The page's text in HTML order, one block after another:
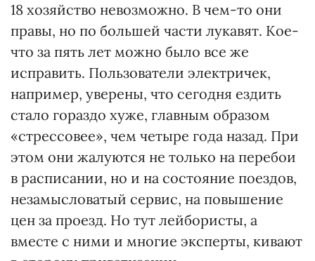
18 хозяйство невозможно. В чем-то они
правы, но по большей части лукавят. Кое-
что за пять лет можно было все же
исправить. Пользователи электричек,
например, уверены, что сегодня ездить
стало гораздо хуже, главным образом
«стрессовее», чем четыре года назад. При
этом они жалуются не только на перебои
в расписании, но и на состояние поездов,
незамысловатый сервис, на повышение
цен за проезд. Но тут лейбористы, а
вместе с ними и многие эксперты, кивают